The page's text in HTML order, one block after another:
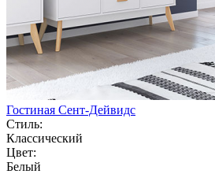
Гостиная Сент-Дейвидс
Стиль:
Классический
Цвет:
Белый